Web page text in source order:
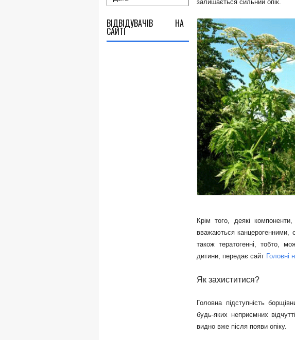
залишається сильний опік.
Крім того, деякі
вважаються канцерогенними,
також тератогенні, тобто,
дитини, передає сайт Головні
Як захиститися?
Головна підступність
будь-яких неприємних
видно вже після появи опіку.
ВІДВІДУВАЧІВ НА
САЙТІ